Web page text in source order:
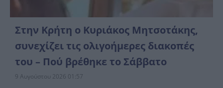
Στην Κρήτη ο Κυριάκος Μητσοτάκης,
συνεχίζει τις ολιγοήμερες διακοπές
του – Πού βρέθηκε το Σάββατο
9 Αυγούστου 2026 01:57